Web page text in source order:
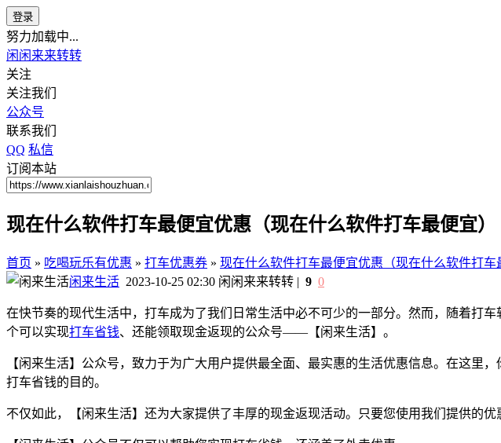
登录
努力加载中...
闲闲来来转转
关注
关注我们
公众号
联系我们
QQ 私信
订阅本站
现在什么软件打车最便宜优惠（现在什么软件打车最便宜）
首页 » 吃喝玩乐有优惠 » 打车优惠券 » 现在什么软件打车最便宜优惠（现在什么软件打车
闲来生活 2023-10-25 02:30 闲闲来来转转 | 9 0
在快节奏的现代生活中，打车成为了我们日常生活中必不可少的一部分。然而，随着打
个可以实现打车省钱、还能领取现金返现的公众号——【闲来生活】。
【闲来生活】公众号，致力于为广大用户提供最全面、最实惠的生活优惠信息。在这里
打车省钱的目的。
不仅如此，【闲来生活】还为大家提供了丰厚的现金返现活动。只要您使用我们提供的